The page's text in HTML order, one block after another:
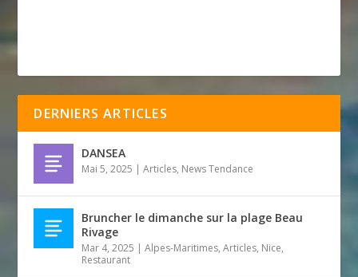
DERNIERS ARTICLES
DANSEA
Mai 5, 2025 |Articles, News Tendance
Bruncher le dimanche sur la plage Beau
Rivage
Mar 4, 2025 |Alpes-Maritimes,Articles, Nice,
Restaurant